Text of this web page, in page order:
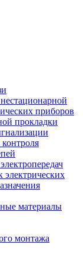
приборов
прокладки
электрических
материалы
монтажа